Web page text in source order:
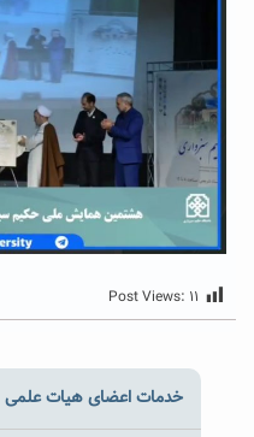
Post Views: ۱۱
خدمات اعضای هیات علمی